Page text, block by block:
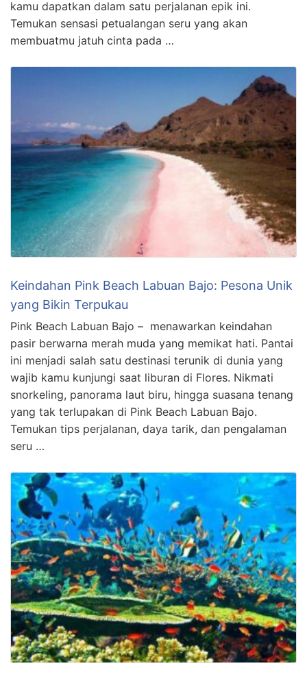
kamu dapatkan dalam satu perjalanan epik ini.
Temukan sensasi petualangan seru yang akan
membuatmu jatuh cinta pada …
Keindahan Pink Beach Labuan Bajo: Pesona Unik
yang Bikin Terpukau
Pink Beach Labuan Bajo – menawarkan keindahan
pasir berwarna merah muda yang memikat hati. Pantai
ini menjadi salah satu destinasi terunik di dunia yang
wajib kamu kunjungi saat liburan di Flores. Nikmati
snorkeling, panorama laut biru, hingga suasana tenang
yang tak terlupakan di Pink Beach Labuan Bajo.
Temukan tips perjalanan, daya tarik, dan pengalaman
seru …